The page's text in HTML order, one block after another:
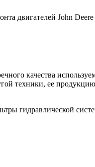
двигателей John
качества
техники, ее
гидравлической